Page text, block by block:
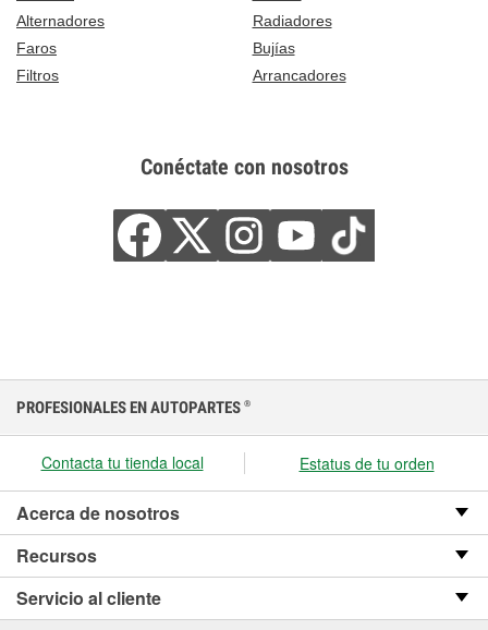
Alternadores
Radiadores
Faros
Bujías
Filtros
Arrancadores
Conéctate con nosotros
PROFESIONALES EN AUTOPARTES ®
Contacta tu tienda local Estatus de tu orden
Acerca de nosotros
Recursos
Servicio al cliente